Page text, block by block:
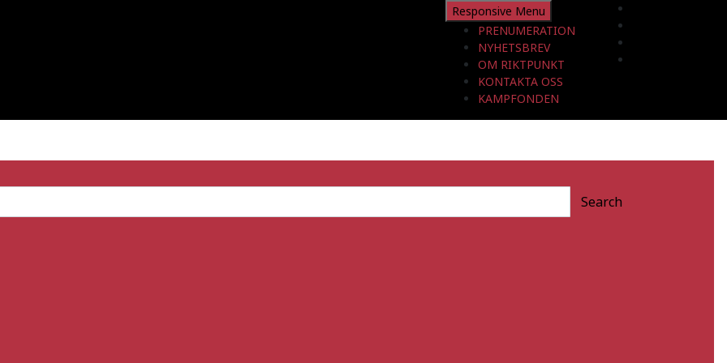
Responsive Menu
PRENUMERATION
NYHETSBREV
OM RIKTPUNKT
KONTAKTA OSS
KAMPFONDEN
Search